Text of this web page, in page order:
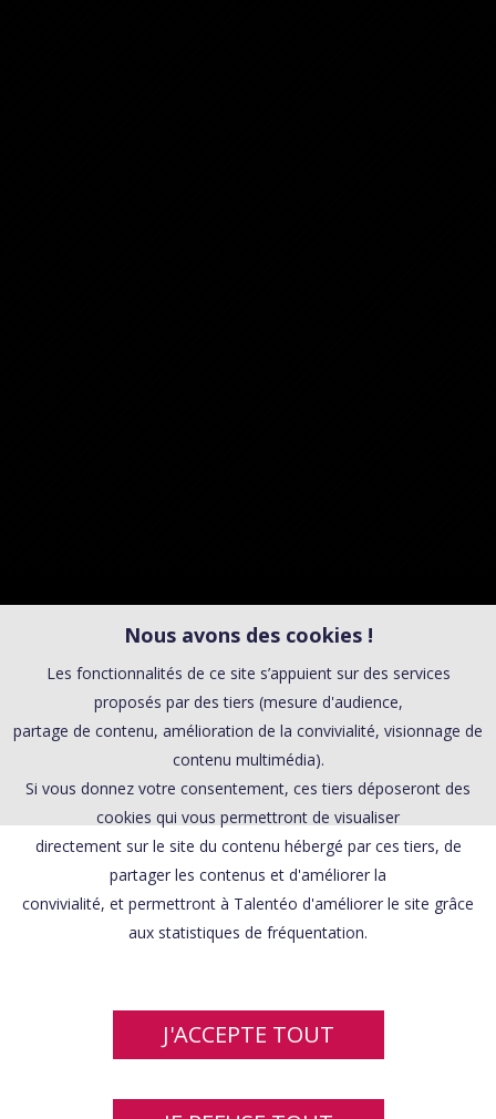
Nous avons des cookies !
Les fonctionnalités de ce site s’appuient sur des services
proposés par des tiers (mesure d'audience,
partage de contenu, amélioration de la convivialité, visionnage de
contenu multimédia).
Si vous donnez votre consentement, ces tiers déposeront des
cookies qui vous permettront de visualiser
directement sur le site du contenu hébergé par ces tiers, de
partager les contenus et d'améliorer la
convivialité, et permettront à Talentéo d'améliorer le site grâce
aux statistiques de fréquentation.
J'ACCEPTE TOUT